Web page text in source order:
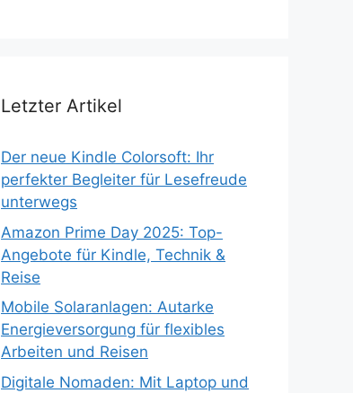
Letzter Artikel
Der neue Kindle Colorsoft: Ihr
perfekter Begleiter für Lesefreude
unterwegs
Amazon Prime Day 2025: Top-
Angebote für Kindle, Technik &
Reise
Mobile Solaranlagen: Autarke
Energieversorgung für flexibles
Arbeiten und Reisen
Digitale Nomaden: Mit Laptop und